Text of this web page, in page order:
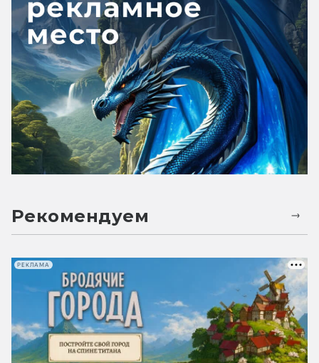
Рекомендуем
РЕКЛАМА